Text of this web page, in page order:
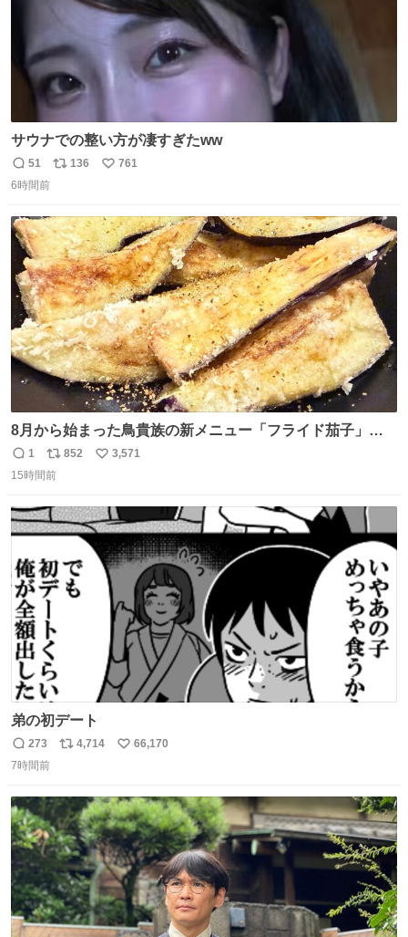
サウナでの整い方が凄すぎたww
返
信
51
リ
ト
数
136
い
数
761
6時間前
8月から始まった鳥貴族の新メニュー「フライド茄子」が
うますぎでした 信じて……
返
信
1
リ
ポ
ト
数
852
い
数
3,571
15時間前
弟の初デート
返
信
273
リ
ト
数
4,714
い
数
66,170
7時間前